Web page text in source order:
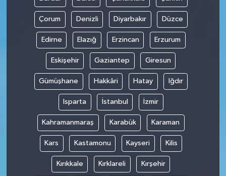
Çorum Denizli Diyarbakır Düzce
Edirne Elazığ Erzincan Erzurum
Eskişehir Gaziantep Giresun
Gümüşhane Hakkâri Hatay Iğdır
Isparta İstanbul İzmir
Kahramanmaraş Karabük Karaman
Kars Kastamonu Kayseri Kilis
Kırıkkale Kırklareli Kırşehir